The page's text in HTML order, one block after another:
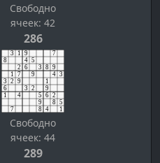
Свободно
ячеек: 42
286
Свободно
ячеек: 44
289